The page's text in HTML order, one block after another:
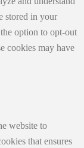
stored in your
option to opt-out
cookies may have
website to
that ensures